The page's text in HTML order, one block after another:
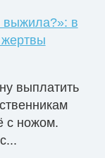
выжила?»: в
выплатить
с ножом.